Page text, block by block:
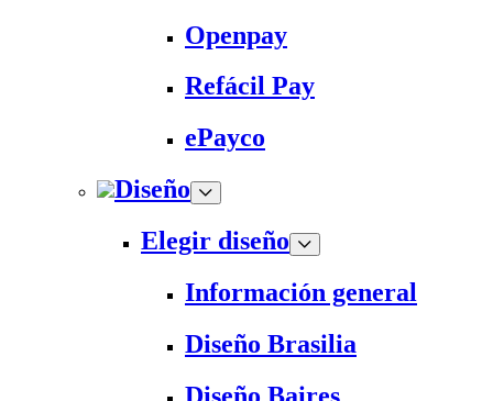
Openpay
Refácil Pay
ePayco
Diseño
Elegir diseño
Información general
Diseño Brasilia